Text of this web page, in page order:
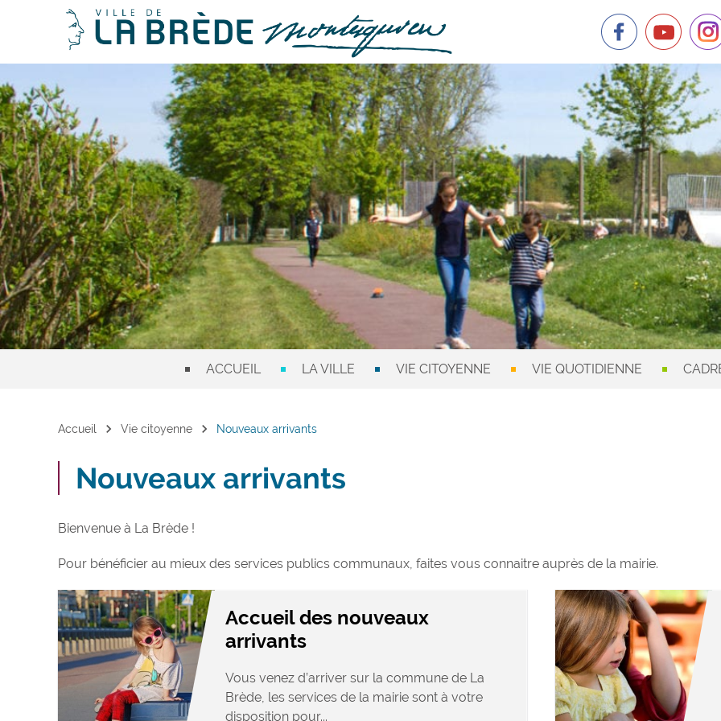
ACCUEIL LA VILLE VIE CITOYENNE VIE QUOTIDIENNE
Accueil chevron_right Vie citoyenne chevron_right Nouveaux arrivants
Nouveaux arrivants
Bienvenue à La Brède !
Pour bénéficier au mieux des services publics communaux, faites vous connaitre auprès de la mairie.
Accueil des nouveaux
arrivants
Vous venez d’arriver sur la commune de La
Brède, les services de la mairie sont à votre
disposition pour...